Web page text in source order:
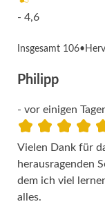
- 4,6
Insgesamt 106•
Philipp
- vor einigen
Vielen Dank für
herausragenden
dem ich viel
alles.